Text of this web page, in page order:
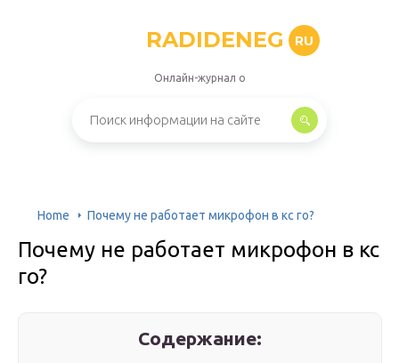
RADIDENEG RU
Онлайн-журнал о
Home Почему не работает микрофон в кс го?
Почему не работает микрофон в кс
го?
Содержание: